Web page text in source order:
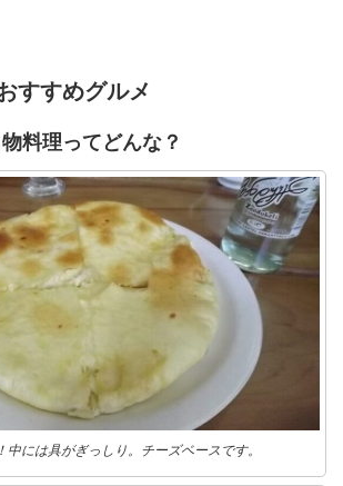
すすめグルメ
料理ってどんな？
中には具がぎっしり。チーズベースです。